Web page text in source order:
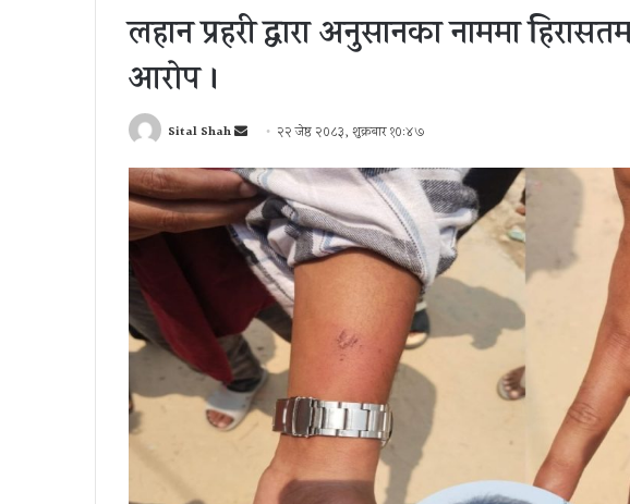
लहान प्रहरी द्वारा अनुसन्धानका नाममा
आरोप ।
Sital Shah
Send
email
२२ जेष्ठ २०८३, शुक्रबार १०:४७